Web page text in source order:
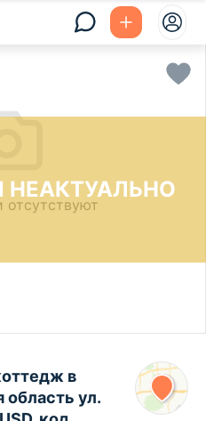
отсутствуют
в
область ул.